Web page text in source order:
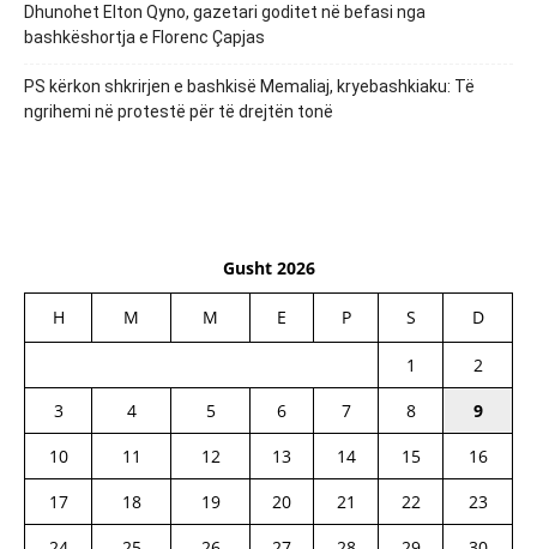
Dhunohet Elton Qyno, gazetari goditet në befasi nga
bashkëshortja e Florenc Çapjas
PS kërkon shkrirjen e bashkisë Memaliaj, kryebashkiaku: Të
ngrihemi në protestë për të drejtën tonë
Gusht 2026
H M M E P S D
1
2
3
4 5 6 7 8
9
10
11 12 13 14 15
16
17
18 19 20 21 22
23